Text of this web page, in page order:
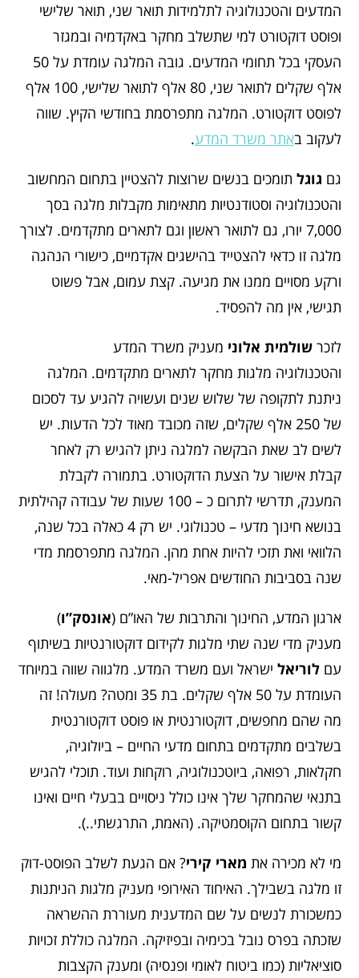
המדעים והטכנולוגיה לתלמידות תואר שני, תואר שלישי
ופוסט דוקטורט למי שתשלב מחקר באקדמיה ובמגזר
העסקי בכל תחומי המדעים. גובה המלגה עומדת על 50
אלף שקלים לתואר שני, 80 אלף לתואר שלישי, 100 אלף
לפוסט דוקטורט. המלגה מתפרסמת בחודשי הקיץ. שווה
לעקוב באתר משרד המדע.
גם גוגל תומכים בנשים שרוצות להצטיין בתחום המחשוב
והטכנולוגיה וסטודנטיות מתאימות מקבלות מלגה בסך
7,000 יורו, גם לתואר ראשון וגם לתארים מתקדמים. לצורך
מלגה זו כדאי להצטייד בהישגים אקדמיים, כישורי הנהגה
ורקע מסויים ממנו את מגיעה. קצת עמום, אבל פשוט
תגישי, אין מה להפסיד.
לזכרשולמית אלוני מעניק משרד המדע
והטכנולוגיה מלגות מחקר לתארים מתקדמים. המלגה
ניתנת לתקופה של שלוש שנים ועשויה להגיע עד לסכום
של 250 אלף שקלים, שזה מכובד מאוד לכל הדעות. יש
לשים לב שאת הבקשה למלגה ניתן להגיש רק לאחר
קבלת אישור על הצעת הדוקטורט. בתמורה לקבלת
המענק, תדרשי לתרום כ – 100 שעות של עבודה קהילתית
בנושא חינוך מדעי – טכנולוגי. יש רק 4 כאלה בכל שנה,
הלוואי ואת תזכי להיות אחת מהן. המלגה מתפרסמת מדי
שנה בסביבות החודשים אפריל-מאי.
ארגון המדע, החינוך והתרבות של האו”ם (אונסק”ו)
מעניק מדי שנה שתי מלגות לקידום דוקטורנטיות בשיתוף
עםלוריאל ישראל ועם משרד המדע. מלגווה שווה במיוחד
העומדת על 50 אלף שקלים. בת 35 ומטה? מעולה! זה
מה שהם מחפשים, דוקטורנטית או פוסט דוקטורנטית
בשלבים מתקדמים בתחום מדעי החיים – ביולוגיה,
חקלאות, רפואה, ביוטכנולוגיה, רוקחות ועוד. תוכלי להגיש
בתנאי שהמחקר שלך אינו כולל ניסויים בבעלי חיים ואינו
קשור בתחום הקוסמטיקה. (האמת, התרגשתי..).
מי לא מכירה את מארי קירי? אם הגעת לשלב הפוסט-דוק
זו מלגה בשבילך. האיחוד האירופי מעניק מלגות הניתנות
כמשכורת לנשים על שם המדענית מעוררת ההשראה
שזכתה בפרס נובל בכימיה ובפיזיקה. המלגה כוללת זכויות
סוציאליות (כמו ביטוח לאומי ופנסיה) ומענק הקצבות